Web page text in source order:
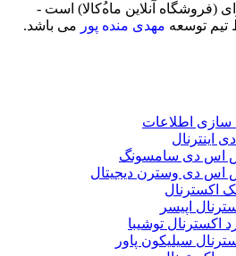
(فروشگاه آنلاین ماه‌‌‌‌‌‌ُکالا) است -
توسعه مهدی منده پور می باشد.
سازی اطلاعات
اینترنال
اس دی سامسونگ
اس دی وسترن دیجیتال
اکسترنال
اپیسر
اکسترنال توشیبا
سیلیکون پاور